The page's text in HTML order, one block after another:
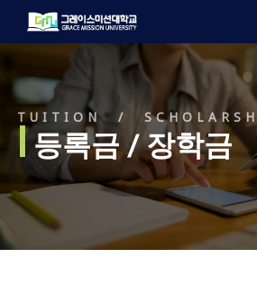
content
TUITION /
l등록금 / 장학금